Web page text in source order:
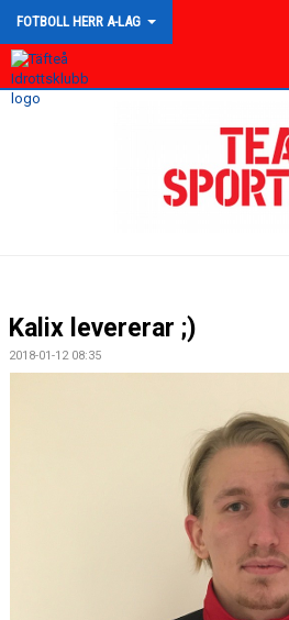
FOTBOLL HERR A-LAG
HEM
BILDGALLERI
DIV 2 NORRLAND HÖST UPPFLYTTNING 2026
Kalix levererar ;)
2018-01-12 08:35